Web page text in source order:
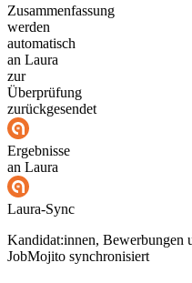
Zusammenfassung
werden
automatisch
an Laura
zur
Überprüfung
zurückgesendet
Ergebnisse
an Laura
Laura-Sync
Kandidat:innen, Bewerbungen
JobMojito synchronisiert